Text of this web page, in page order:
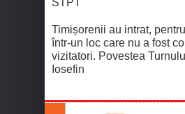
Timișorenii au intrat,
într-un loc care nu a fost
vizitatori. Povestea
Iosefin